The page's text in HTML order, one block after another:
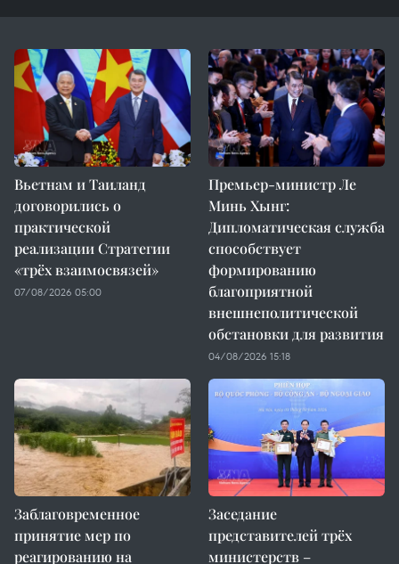
Вьетнам и Таиланд
договорились о
практической
реализации Стратегии
«трёх взаимосвязей»
07/08/2026 05:00
Премьер-министр Ле
Минь Хынг:
Дипломатическая служба
способствует
формированию
благоприятной
внешнеполитической
обстановки для развития
04/08/2026 15:18
Заблаговременное
принятие мер по
реагированию на
Заседание
представителей трёх
министерств –